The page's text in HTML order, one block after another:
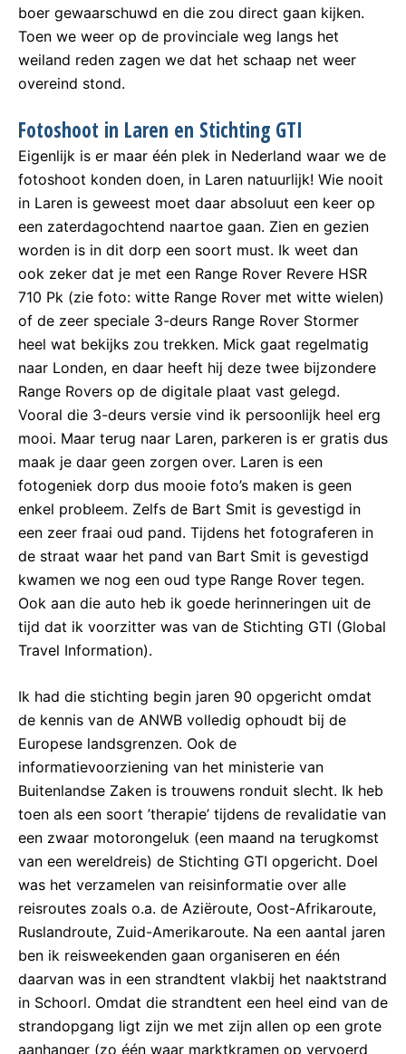
boer gewaarschuwd en die zou direct gaan kijken.
Toen we weer op de provinciale weg langs het
weiland reden zagen we dat het schaap net weer
overeind stond.
Fotoshoot in Laren en Stichting GTI
Eigenlijk is er maar één plek in Nederland waar we de
fotoshoot konden doen, in Laren natuurlijk! Wie nooit
in Laren is geweest moet daar absoluut een keer op
een zaterdagochtend naartoe gaan. Zien en gezien
worden is in dit dorp een soort must. Ik weet dan
ook zeker dat je met een Range Rover Revere HSR
710 Pk (zie foto: witte Range Rover met witte wielen)
of de zeer speciale 3-deurs Range Rover Stormer
heel wat bekijks zou trekken. Mick gaat regelmatig
naar Londen, en daar heeft hij deze twee bijzondere
Range Rovers op de digitale plaat vast gelegd.
Vooral die 3-deurs versie vind ik persoonlijk heel erg
mooi. Maar terug naar Laren, parkeren is er gratis dus
maak je daar geen zorgen over. Laren is een
fotogeniek dorp dus mooie foto’s maken is geen
enkel probleem. Zelfs de Bart Smit is gevestigd in
een zeer fraai oud pand. Tijdens het fotograferen in
de straat waar het pand van Bart Smit is gevestigd
kwamen we nog een oud type Range Rover tegen.
Ook aan die auto heb ik goede herinneringen uit de
tijd dat ik voorzitter was van de Stichting GTI (Global
Travel Information).
Ik had die stichting begin jaren 90 opgericht omdat
de kennis van de ANWB volledig ophoudt bij de
Europese landsgrenzen. Ook de
informatievoorziening van het ministerie van
Buitenlandse Zaken is trouwens ronduit slecht. Ik heb
toen als een soort ’therapie’ tijdens de revalidatie van
een zwaar motorongeluk (een maand na terugkomst
van een wereldreis) de Stichting GTI opgericht. Doel
was het verzamelen van reisinformatie over alle
reisroutes zoals o.a. de Aziëroute, Oost-Afrikaroute,
Ruslandroute, Zuid-Amerikaroute. Na een aantal jaren
ben ik reisweekenden gaan organiseren en één
daarvan was in een strandtent vlakbij het naaktstrand
in Schoorl. Omdat die strandtent een heel eind van de
strandopgang ligt zijn we met zijn allen op een grote
aanhanger (zo één waar marktkramen op vervoerd